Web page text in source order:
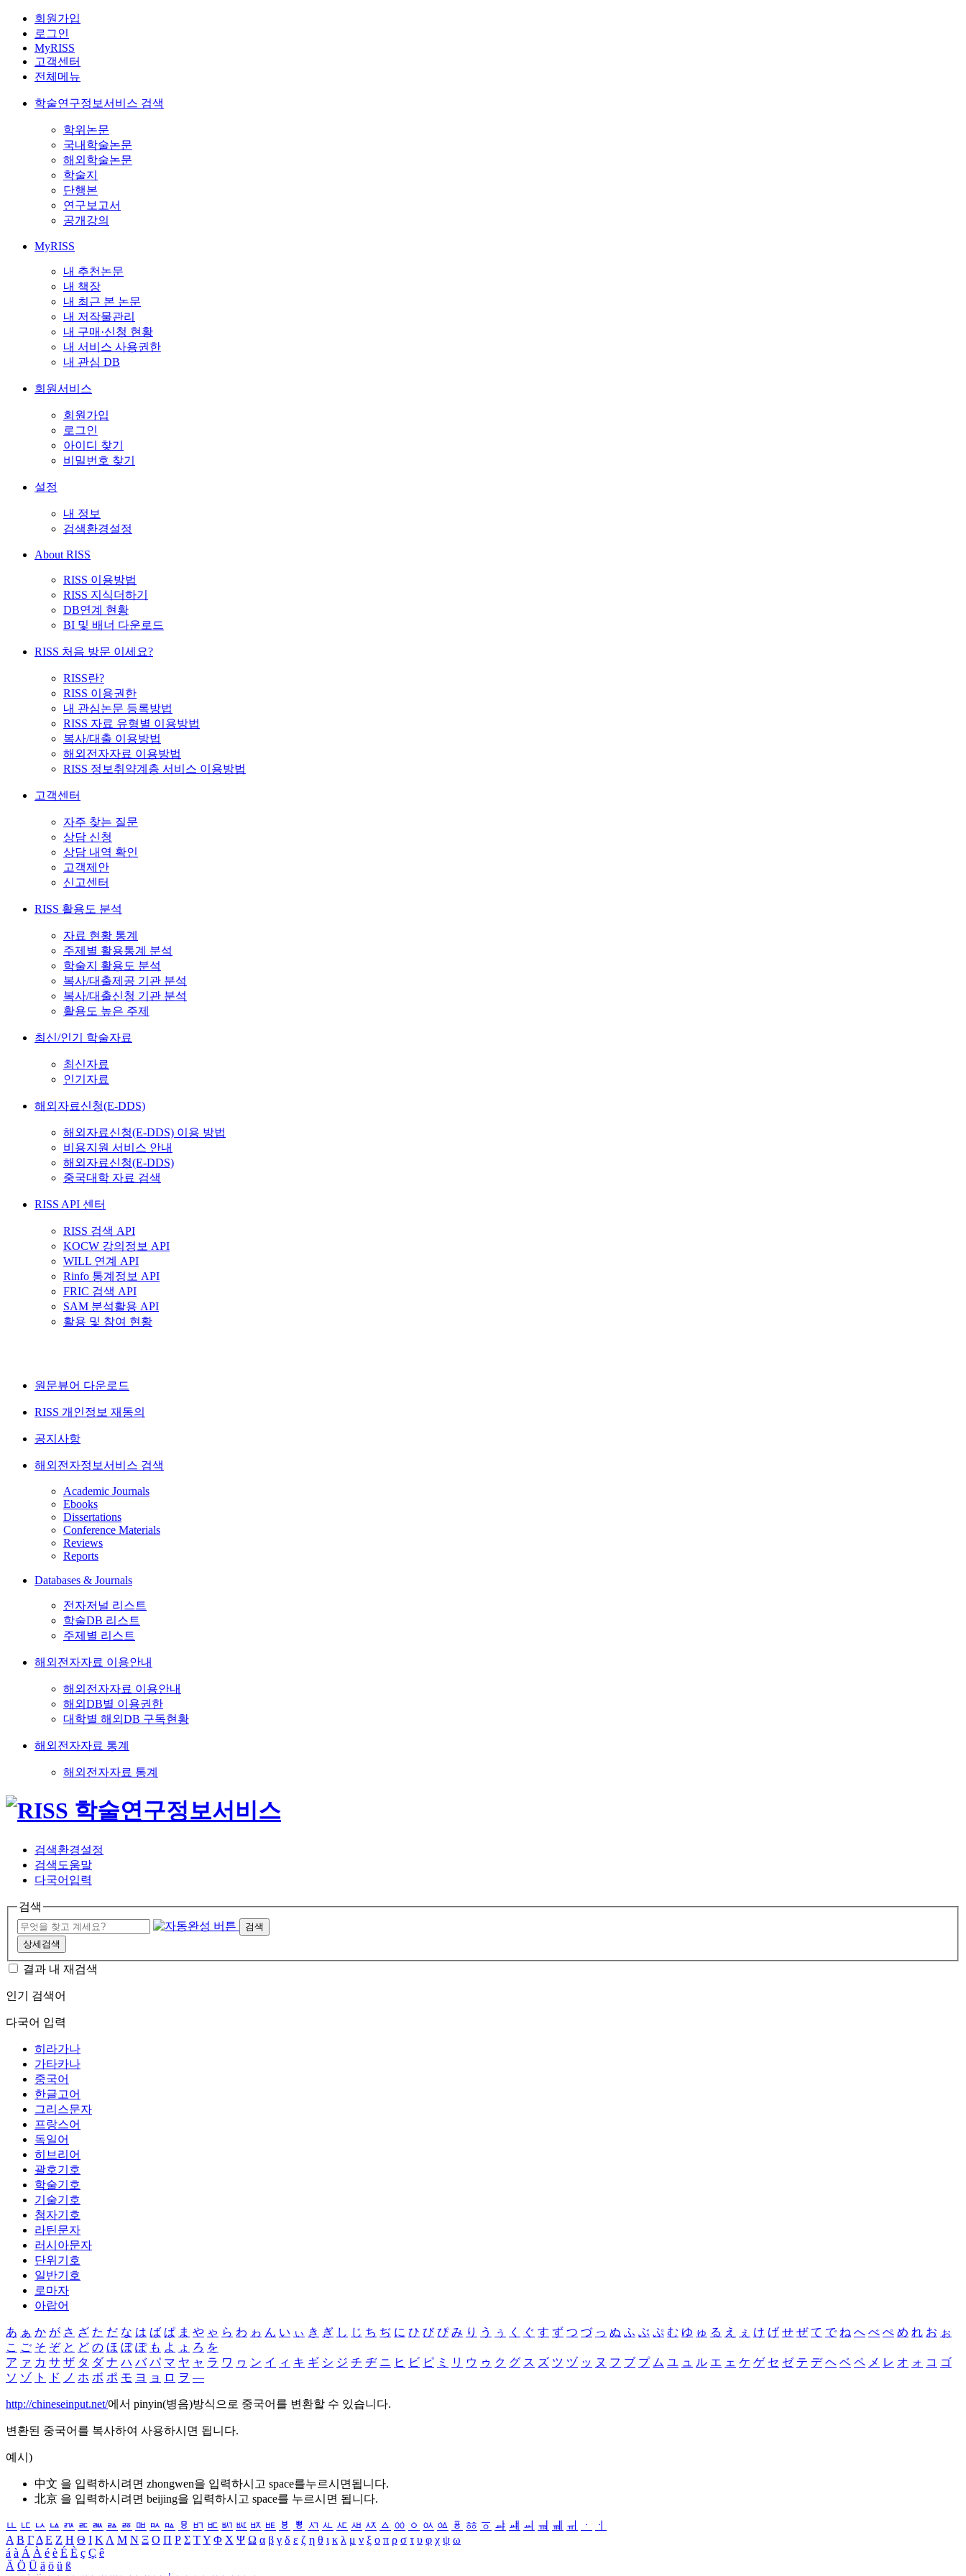
회원가입
로그인
MyRISS
고객센터
전체메뉴
학술연구정보서비스 검색
학위논문
국내학술논문
해외학술논문
학술지
단행본
연구보고서
공개강의
MyRISS
내 추천논문
내 책장
내 최근 본 논문
내 저작물관리
내 구매·신청 현황
내 서비스 사용권한
내 관심 DB
회원서비스
회원가입
로그인
아이디 찾기
비밀번호 찾기
설정
내 정보
검색환경설정
About RISS
RISS 이용방법
RISS 지식더하기
DB연계 현황
BI 및 배너 다운로드
RISS 처음 방문 이세요?
RISS란?
RISS 이용권한
내 관심논문 등록방법
RISS 자료 유형별 이용방법
복사/대출 이용방법
해외전자자료 이용방법
RISS 정보취약계층 서비스 이용방법
고객센터
자주 찾는 질문
상담 신청
상담 내역 확인
고객제안
신고센터
RISS 활용도 분석
자료 현황 통계
주제별 활용통계 분석
학술지 활용도 분석
복사/대출제공 기관 분석
복사/대출신청 기관 분석
활용도 높은 주제
최신/인기 학술자료
최신자료
인기자료
해외자료신청(E-DDS)
해외자료신청(E-DDS) 이용 방법
비용지원 서비스 안내
해외자료신청(E-DDS)
중국대학 자료 검색
RISS API 센터
RISS 검색 API
KOCW 강의정보 API
WILL 연계 API
Rinfo 통계정보 API
FRIC 검색 API
SAM 분석활용 API
활용 및 참여 현황
원문뷰어 다운로드
RISS 개인정보 재동의
공지사항
해외전자정보서비스 검색
Academic Journals
Ebooks
Dissertations
Conference Materials
Reviews
Reports
Databases & Journals
전자저널 리스트
학술DB 리스트
주제별 리스트
해외전자자료 이용안내
해외전자자료 이용안내
해외DB별 이용권한
대학별 해외DB 구독현황
해외전자자료 통계
해외전자자료 통계
검색환경설정
검색도움말
다국어입력
검색
검색
상세검색
결과 내 재검색
인기 검색어
다국어 입력
히라가나
가타카나
중국어
한글고어
그리스문자
프랑스어
독일어
히브리어
괄호기호
학술기호
기술기호
첨자기호
라틴문자
러시아문자
단위기호
일반기호
로마자
아랍어
あ ぁ か が さ ざ た だ な は ば ぱ ま や ゃ ら わ ゎ ん い ぃ き ぎ し じ ち ぢ に ひ び ぴ み り う ぅ く ぐ す ず つ づ っ ぬ ふ ぶ ぷ む ゆ ゅ る え ぇ け げ せ ぜ て で ね へ べ ぺ め れ お ぉ
こ ご そ ぞ と ど の ほ ぼ ぽ も よ ょ ろ を
ア ァ カ サ ザ タ ダ ナ ハ バ パ マ ヤ ャ ラ ワ ヮ ン イ ィ キ ギ シ ジ チ ヂ ニ ヒ ビ ピ ミ リ ウ ゥ ク グ ス ズ ツ ヅ ッ ヌ フ ブ プ ム ユ ュ ル エ ェ ケ ゲ セ ゼ テ デ ヘ ベ ペ メ レ オ ォ コ ゴ
ソ ゾ ト ド ノ ホ ボ ポ モ ヨ ョ ロ ヲ ―
http://chineseinput.net/에서 pinyin(병음)방식으로 중국어를 변환할 수 있습니다.
변환된 중국어를 복사하여 사용하시면 됩니다.
예시)
中文 을 입력하시려면 zhongwen을 입력하시고 space를누르시면됩니다.
北京 을 입력하시려면 beijing을 입력하시고 space를 누르시면 됩니다.
ㅥ ㅦ ㅧ ㅨ ㅩ ㅪ ㅫ ㅬ ㅭ ㅮ ㅯ ㅰ ㅱ ㅲ ㅳ ㅴ ㅵ ㅶ ㅷ ㅸ ㅹ ㅺ ㅻ ㅼ ㅽ ㅾ ㅿ ㆀ ㆁ ㆂ ㆃ ㆄ ㆅ ㆆ ㆇ ㆈ ㆉ ㆊ ㆋ ㆌ ㆍ
ㆎ
Α Β ΓΔ Ε Ζ Η Θ Ι ΚΛ Μ Ν Ξ Ο Π Ρ Σ ΤΥ Φ Χ Ψ Ω α β γ δ ε ζ η θ ι κ λ μ ν ξ ο π ρ σ τ υ φ χ ψ ω
á à Á À é è É È ç Ç ê
Ä Ö Ü ä ö ü ß